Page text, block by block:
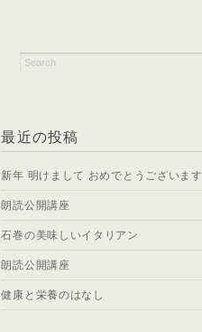
最近の投稿
新年 明けまして おめでとうございます
朗読公開講座
石巻の美味しいイタリアン
朗読公開講座
健康と栄養のはなし